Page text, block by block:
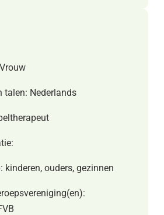
talen: Nederlands
kinderen, ouders, gezinnen